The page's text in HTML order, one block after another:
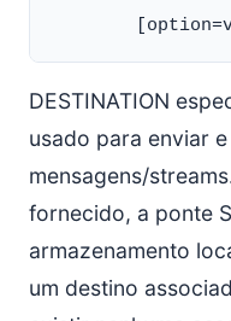
DESTINATION
usado para enviar
mensagens/
fornecido, a ponte
armazenamento
um destino